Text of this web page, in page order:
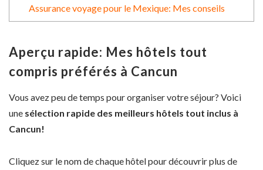
Assurance voyage pour le Mexique: Mes conseils
Aperçu rapide: Mes hôtels tout
compris préférés à Cancun
Vous avez peu de temps pour organiser votre séjour? Voici
une sélection rapide des meilleurs hôtels tout inclus à
Cancun!
Cliquez sur le nom de chaque hôtel pour découvrir plus de